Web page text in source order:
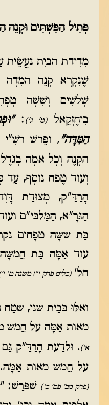
פְּתִיל הַפִּשְׁתִּים וּקְנֵה
מְדִידַת הַבַּיִת נַעֲשֵׂית
שֶׁנִּקְרָא קְנֵה
שְׁלֹשִׁים וְשִׁשָּׁה
בִּיחֶזְקֵאל(מ' ג') :
הַמִּדָּה", וּפֵרַשׁ
הַקָּנֶה וְכָל אַמָּה
וְעוֹד טֶפַח נוֹסָף, עַד
הָרַדַּ"ק, מְצוּדַת
הַגְּרָ"א, הַמַּלְבִּי"ם
בַּת שִׁשָּׁה טְפָחִים
עוֹד אַמָּה בַּת
חֹל'(כלים פרק י"ז משנה ט'
וְאִלּוּ בְּבַיִת שֵׁנִי,
מֵאוֹת אַמָּה עַל חֲמֵשׁ
א'). וּלְדַעַת הָרַדַּ"ק
עַל חֲמֵשׁ מֵאוֹת אַמָּה.
(פרק מב' פס' כ') שֶׁפֵּרַשׁ: